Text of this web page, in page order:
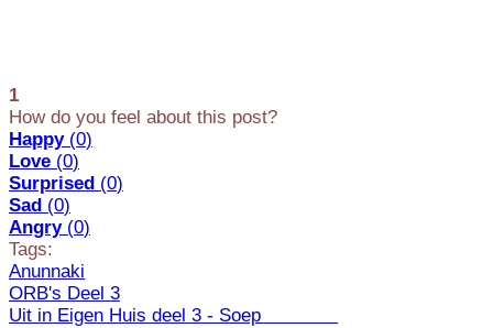
1
How do you feel about this post?
Happy(0)
Love (0)
Surprised (0)
Sad (0)
Angry(0)
Tags:
Anunnaki
ORB's Deel 3
Uit in Eigen Huis deel 3 - Soep